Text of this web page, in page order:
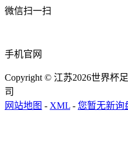
微信扫一扫
手机官网
Copyright © 江苏2026世界杯
司
网站地图 - XML - 您暂无新询